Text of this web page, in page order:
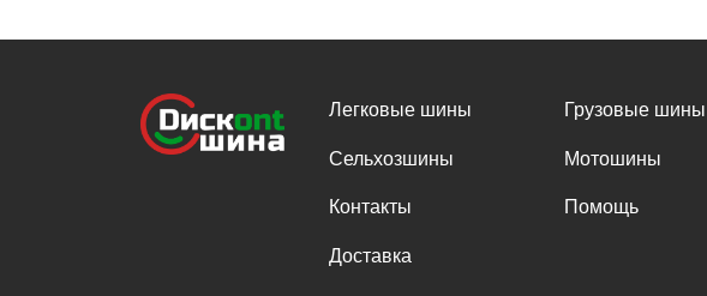
Легковые шины Грузовые шины
Сельхозшины Мотошины
Контакты Помощь
Доставка